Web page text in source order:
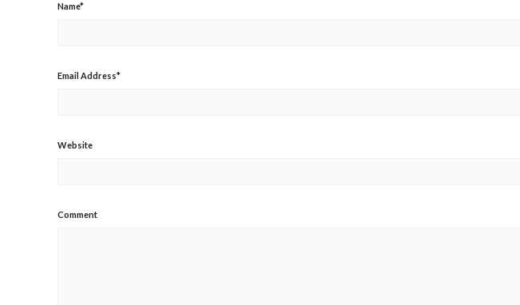
Name*
Email Address*
Website
Comment